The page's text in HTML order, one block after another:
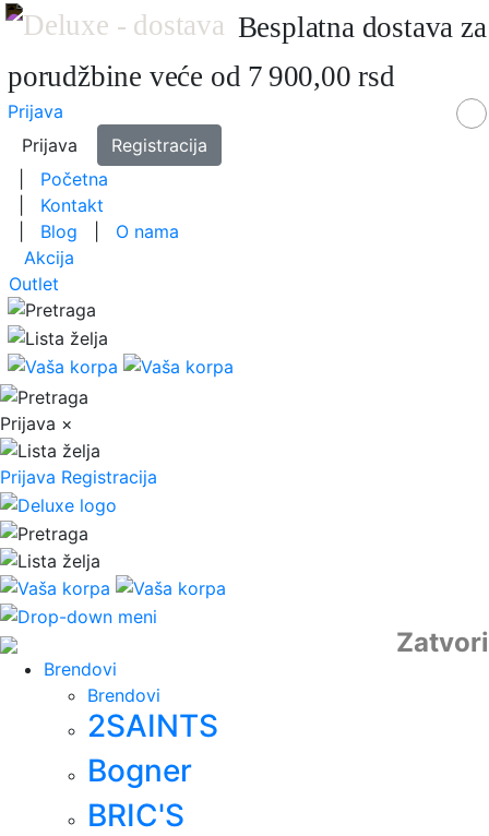
Besplatna dostava za
porudžbine veće od 7 900,00 rsd
Prijava
Prijava
Registracija
Početna
Kontakt
Blog
O nama
Akcija
Outlet
Prijava ×
Prijava Registracija
Zatvori
Brendovi
Brendovi
2SAINTS
Bogner
BRIC'S